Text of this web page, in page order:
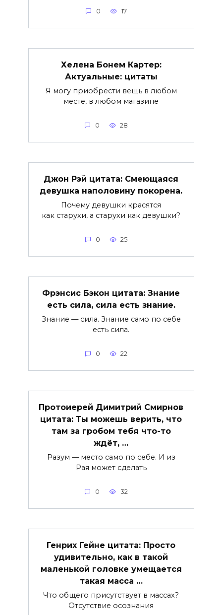
0 17
Хелена Бонем Картер:
Актуальные: цитаты
Я могу приобрести вещь в любом
месте, в любом магазине
0 28
Джон Рэй цитата: Смеющаяся
девушка наполовину покорена.
Почему девушки красятся
как старухи, а старухи как девушки?
0 25
Фрэнсис Бэкон цитата: Знание
есть сила, сила есть знание.
Знание — сила. Знание само по себе
есть сила.
0 22
Протоиерей Димитрий Смирнов
цитата: Ты можешь верить, что
там за гробом тебя что-то
ждёт, …
Разум — место само по себе. И из
Рая может сделать
0 32
Генрих Гейне цитата: Просто
удивительно, как в такой
маленькой головке умещается
такая масса …
Что общего присутствует в массах?
Отсутствие осознания